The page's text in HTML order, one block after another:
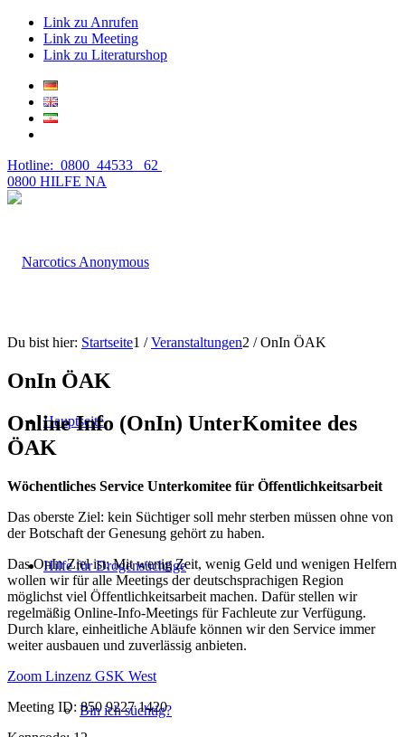
Link zu Anrufen
Link zu Meeting
Link zu Literaturshop
Hotline: 0800 44533 62
0800 HILFE NA
Hauptseite
Hilfe für Drogensüchtige
Bin ich süchtig?
Du bist hier: Startseite1 / Veranstaltungen2 / OnIn ÖAK
OnIn ÖAK
Online Info (OnIn) UnterKomitee des
ÖAK
Wöchentliches Service Unterkomitee für Öffentlichkeitsarbeit
Das oberste Ziel: kein Süchtiger soll mehr sterben müssen ohne von
der Botschaft der Genesung gehört zu haben.
Das OnIn Ziel ist: Mit wenig Zeit, wenig Geld und wenigen Helfern
wollen wir für alle Meetings der deutschsprachigen Region
möglichst viel Öffentlichkeitsarbeit machen. Dafür stellen wir
regelmäßig Online-Info-Meetings für Fachleute zur Verfügung.
Durch klare, einheitliche Abläufe können wir den Service immer
weiter ausbauen und zuverlässig anbieten.
Zoom Linzenz GSK West
Meeting ID: 850 9227 1420